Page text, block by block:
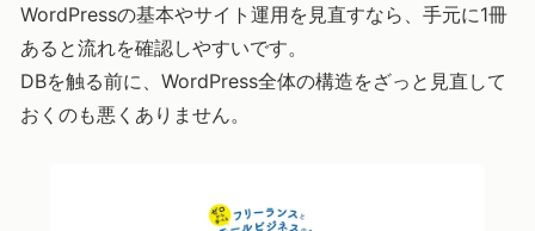
WordPressの基本やサイト運用を見直すなら、手元に1冊
あると流れを確認しやすいです。
DBを触る前に、WordPress全体の構造をざっと見直して
おくのも悪くありません。